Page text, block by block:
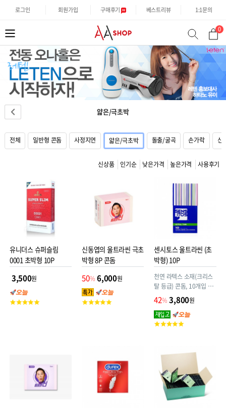
로그인 회원가입 구매후기 베스트리뷰 1:1문의
류
색
0
얇은/극초박
전체 일반형 콘돔 사정지연 얇은/극초박 돌출/굴곡 손가락 신
신상품 인기순 낮은가격 높은가격 사용후기
유니더스 슈퍼슬림
0001 초박형 10P
3,500원
고
신동엽의 울트라씬 극초
박형 8P 콘돔
50% 6,000원
고
센시토스 울트라씬 (초
박형) 10P
천연 라텍스 소재(크리스
탈 등급) 콘돔, 10개입 슬
림형
42% 3,800원
고